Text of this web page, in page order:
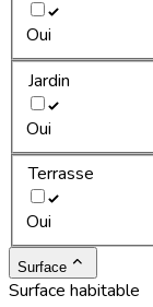
Oui
Jardin
Oui
Terrasse
Oui
Surface
Surface habitable